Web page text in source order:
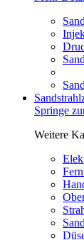
Springe
Weitere